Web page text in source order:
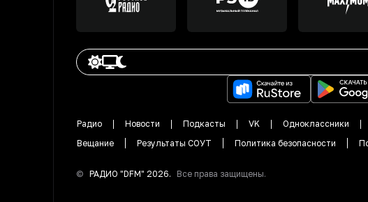
Радио Новости Подкасты VK Одноклассники
Вещание
Результаты СОУТ Политика безопасности
© РАДИО "DFM" 2026. Все права защищены.